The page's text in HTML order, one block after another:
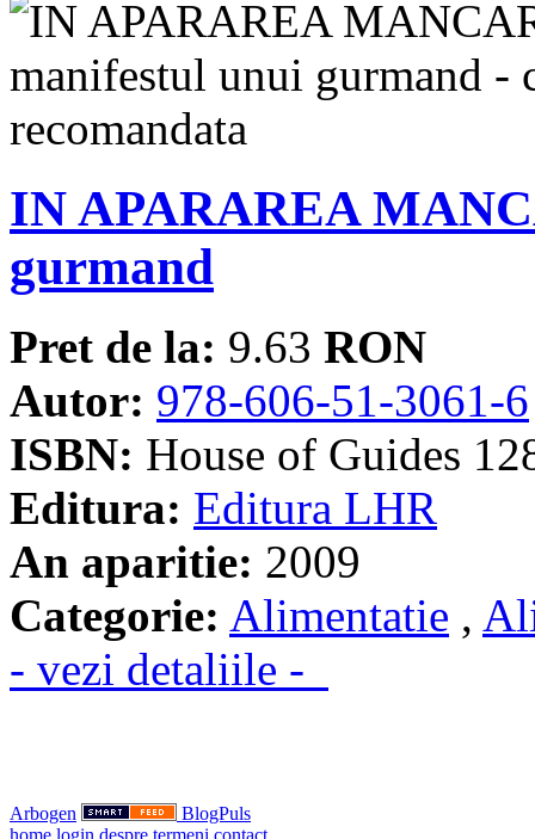
IN APARAREA
gurmand
Pret de la: 9.63 RON
Autor: 978-606-51-3061-6
ISBN: House of Guides
Editura: Editura LHR
An aparitie: 2009
Categorie: Alimentatie ,
- vezi detaliile -
Arbogen
BlogPuls